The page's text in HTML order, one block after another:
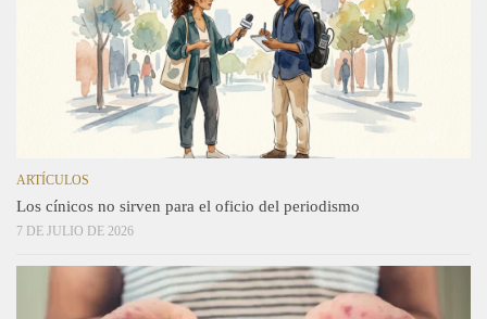
ARTÍCULOS
Los cínicos no sirven para el oficio del periodismo
7 DE JULIO DE 2026